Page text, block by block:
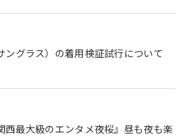
ングラス）の着用検証試行について
西最大級のエンタメ夜桜』昼も夜も楽